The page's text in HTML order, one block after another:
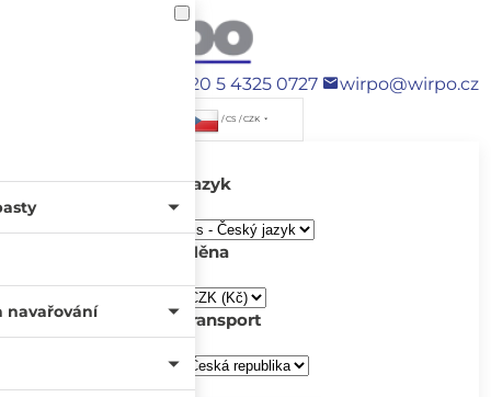
+420 5 4325 0727 wirpo@wirpo.cz
/ CS / CZK
Jazyk
Měna
transport
navařování